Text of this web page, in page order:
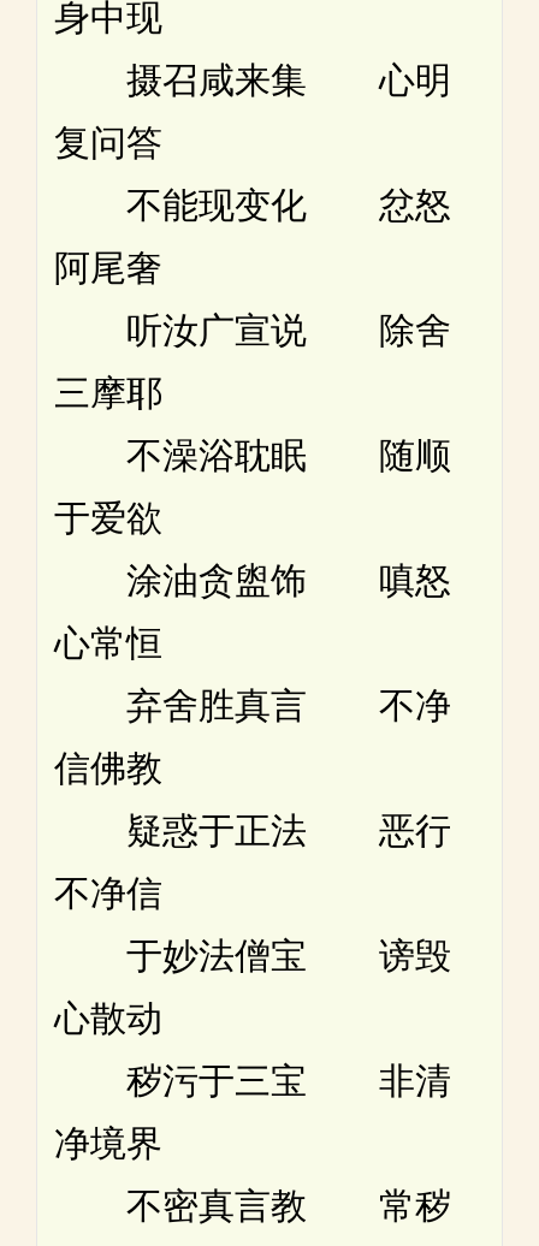
身中现
摄召咸来集 心明
复问答
不能现变化 忿怒
阿尾奢
听汝广宣说 除舍
三摩耶
不澡浴耽眠 随顺
于爱欲
涂油贪盥饰 嗔怒
心常恒
弃舍胜真言 不净
信佛教
疑惑于正法 恶行
不净信
于妙法僧宝 谤毁
心散动
秽污于三宝 非清
净境界
不密真言教 常秽